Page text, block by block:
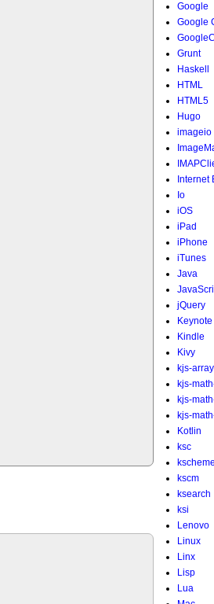
Google
Google
Grunt
Haskell
HTML
HTML5
Hugo
imageio
Internet
Io
iOS
iPad
iPhone
iTunes
Java
jQuery
Keynote
Kindle
Kivy
kjs-array
kjs-
kjs-
kjs-
Kotlin
ksc
kscheme
kscm
ksearch
ksi
Lenovo
Linux
Linx
Lisp
Lua